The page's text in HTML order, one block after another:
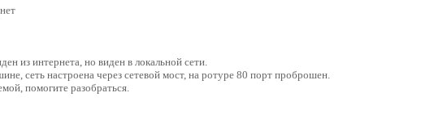
из интернета, но виден в локальной сети.
сеть настроена через сетевой мост, на ротуре 80 порт проброшен.
помогите разобраться.